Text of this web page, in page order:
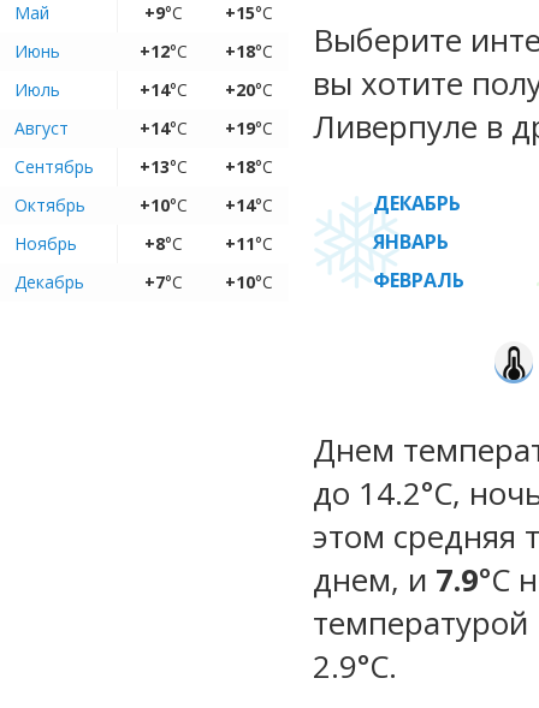
Май
+9°C +15°C
Июнь
+12°C +18°C
Июль
+14°C +20°C
Август
+14°C +19°C
Сентябрь
+13°C +18°C
Октябрь
+10°C +14°C
Ноябрь
+8°C +11°C
Декабрь
+7°C +10°C
Выберите
вы хотите
Ливерпуле в
ДЕКАБРЬ
ЯНВАРЬ
ФЕВРАЛЬ
Днем
до 14.2°C,
этом средняя
днем, и 7.9°C
температурой
2.9°С.